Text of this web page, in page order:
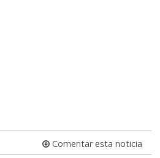
Comentar esta noticia